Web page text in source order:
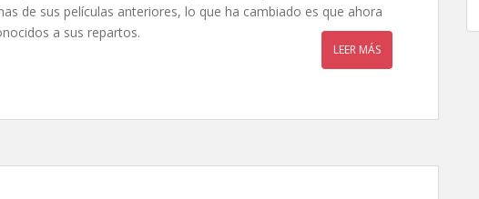
de sus películas anteriores, lo que ha cambiado es que ahora
a sus repartos.
LEER MÁS